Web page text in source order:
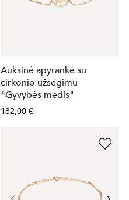
Auksinė apyrankė su
cirkonio užsegimu
"Gyvybės medis"
182,00 €